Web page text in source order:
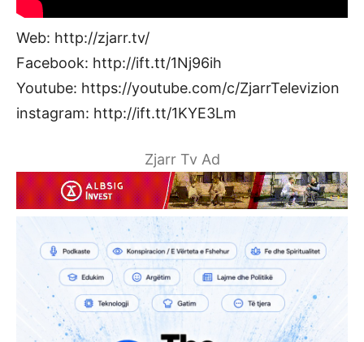
Web: http://zjarr.tv/
Facebook: http://ift.tt/1Nj96ih
Youtube: https://youtube.com/c/ZjarrTelevizion
instagram: http://ift.tt/1KYE3Lm
Zjarr Tv Ad